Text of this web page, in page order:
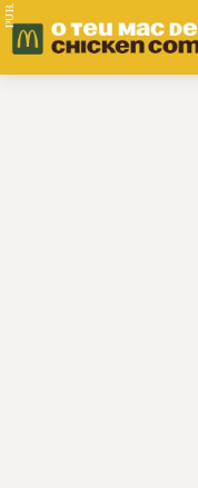
PUB.